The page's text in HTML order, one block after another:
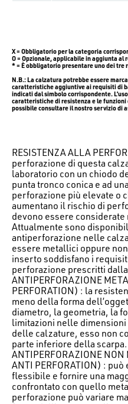
X = Obbligatorio per la categoria
O = Opzionale, applicabile in aggiunta
* = È obbligatorio presentare uno dei
N.B.: La calzatura potrebbe essere
caratteristiche aggiuntive ai requisiti di
indicati dal simbolo corrispondente.
caratteristiche di resistenza e le
possibile consultare il nostro servizio di
RESISTENZA ALLA
perforazione di questa
laboratorio con un chiodo
punta tronco conica e ad
perforazione più elevate o
aumentano il rischio di
devono essere
Attualmente sono
antiperforazione nelle
essere metallici oppure
inserto soddisfano i
perforazione prescritti
ANTIPERFORAZIONE
PERFORATION) : la
meno della forma
diametro, la geometria, la
limitazioni nelle
delle calzature, esso non
parte inferiore della scarpa.
ANTIPERFORAZIONE
ANTI PERFORATION) :
flessibile e fornire una
confrontato con quello
perforazione può variare